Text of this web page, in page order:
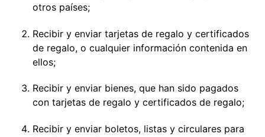
otros países;
Recibir y enviar tarjetas de regalo y certificados
de regalo, o cualquier información contenida en
ellos;
Recibir y enviar bienes, que han sido pagados
con tarjetas de regalo y certificados de regalo;
Recibir y enviar boletos, listas y circulares para